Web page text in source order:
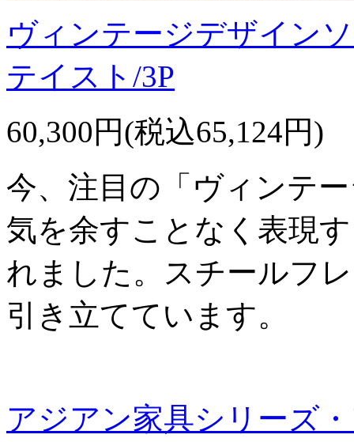
ヴィンテージデザイン
テイスト/3P
60,300円(税込65,124円)
今、注目の「ヴィンテ
気を余すことなく表現
れました。スチールフ
引き立てています。
アジアン家具シリーズ